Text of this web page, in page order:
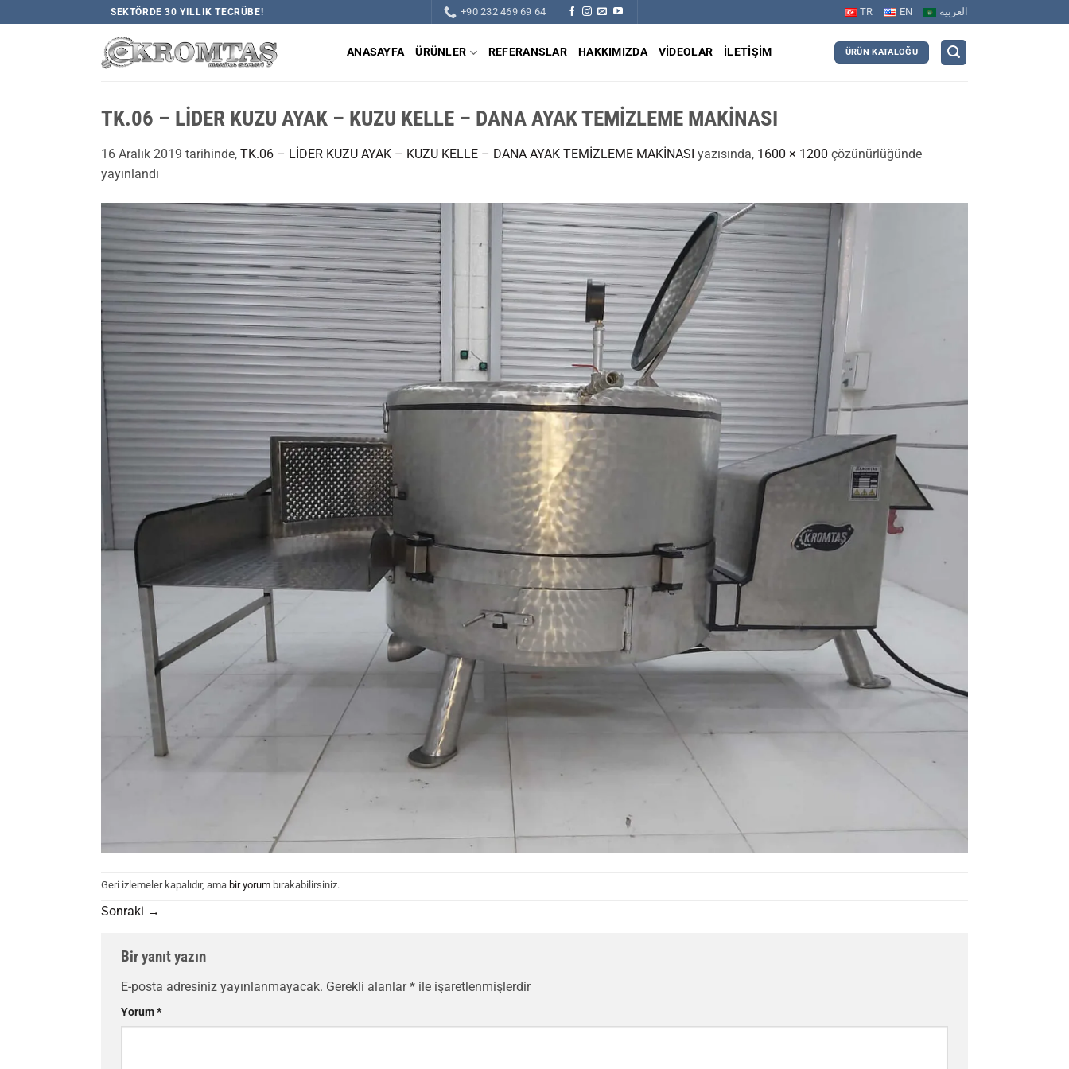
atla
SEKTÖRDE 30 YILLIK TECRÜBE! +90 232 469 69 64 TR EN العربية
ANASAYFA ÜRÜNLER REFERANSLAR HAKKIMIZDA VIDEOLAR İLETIŞIM ÜRÜN KATALOĞU
TK.06 – LİDER KUZU AYAK – KUZU KELLE – DANA AYAK TEMİZLEME MAKİNASI
16 Aralık 2019 tarihinde, TK.06 – LİDER KUZU AYAK – KUZU KELLE – DANA AYAK TEMİZLEME MAKİNASI yazısında, 1600 × 1200 çözünürlüğünde
yayınlandı
Geri izlemeler kapalıdır, ama bir yorum bırakabilirsiniz.
Sonraki →
Bir yanıt yazın
E-posta adresiniz yayınlanmayacak. Gerekli alanlar* ile işaretlenmişlerdir
Yorum*